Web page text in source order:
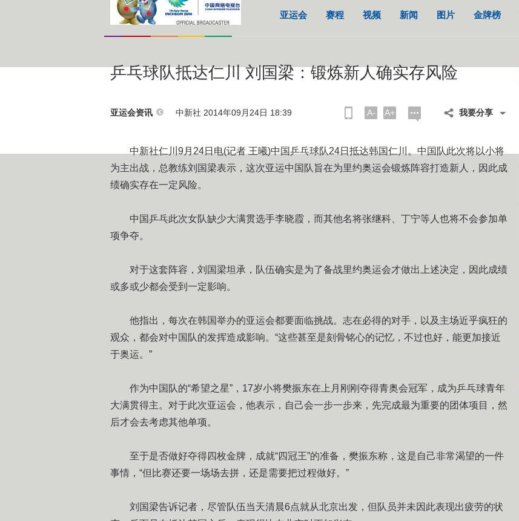
亚运会 赛程 视频 新闻 图片 金牌榜
乒乓球队抵达仁川 刘国梁：锻炼新人确实存风险
亚运会资讯 中新社 2014年09月24日 18:39 A- A+ 我要分享
中新社仁川9月24日电(记者 王曦)中国乒乓球队24日抵达韩国仁川。中国队此次将以小将
为主出战，总教练刘国梁表示，这次亚运中国队旨在为里约奥运会锻炼阵容打造新人，因此成
绩确实存在一定风险。
中国乒乓此次女队缺少大满贯选手李晓霞，而其他名将张继科、丁宁等人也将不会参加单
项争夺。
对于这套阵容，刘国梁坦承，队伍确实是为了备战里约奥运会才做出上述决定，因此成绩
或多或少都会受到一定影响。
他指出，每次在韩国举办的亚运会都要面临挑战。志在必得的对手，以及主场近乎疯狂的
观众，都会对中国队的发挥造成影响。“这些甚至是刻骨铭心的记忆，不过也好，能更加接近
于奥运。”
作为中国队的“希望之星”，17岁小将樊振东在上月刚刚夺得青奥会冠军，成为乒乓球青年
大满贯得主。对于此次亚运会，他表示，自己会一步一步来，先完成最为重要的团体项目，然
后才会去考虑其他单项。
至于是否做好夺得四枚金牌，成就“四冠王”的准备，樊振东称，这是自己非常渴望的一件
事情，“但比赛还要一场场去拼，还是需要把过程做好。”
刘国梁告诉记者，尽管队伍当天清晨6点就从北京出发，但队员并未因此表现出疲劳的状